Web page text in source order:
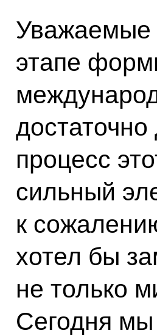
Уважаемые
этапе
процесс
сильный
к
хотел бы
не только
Сегодня мы